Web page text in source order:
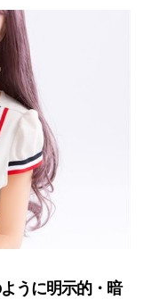
うに明示的・暗